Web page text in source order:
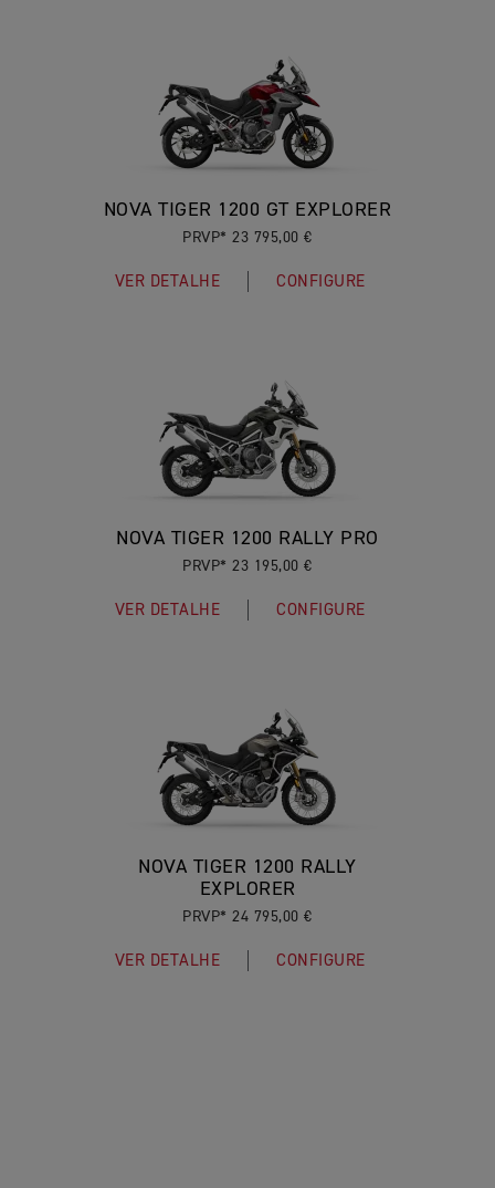
NOVA TIGER 1200 GT EXPLORER
PRVP* 23 795,00 €
VER DETALHE CONFIGURE
NOVA TIGER 1200 RALLY PRO
PRVP* 23 195,00 €
VER DETALHE CONFIGURE
NOVA TIGER 1200 RALLY
EXPLORER
PRVP* 24 795,00 €
VER DETALHE CONFIGURE